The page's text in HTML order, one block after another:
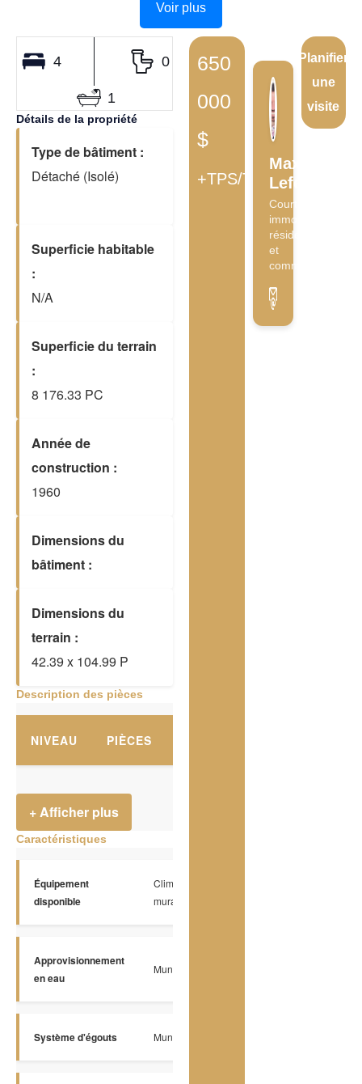
Voir plus
4 0
1
Détails de la propriété
Type de bâtiment :
Détaché (Isolé)
Superficie habitable
:
N/A
Superficie du terrain
:
8 176.33 PC
Année de
construction :
1960
Dimensions du
bâtiment :
Dimensions du
terrain :
42.39 x 104.99 P
Description des pièces
NIVEAU PIÈCES
+ Afficher plus
Caractéristiques
Équipement
disponible
Climatiseur
mural
Approvisionnement
en eau
Municipalité
Système d'égouts Municipal
650
000
$
+TPS/TVQ
Maxime
Lefebvre
Courtier
immobilier
résidentiel
et
commercial
Planifier
une
visite